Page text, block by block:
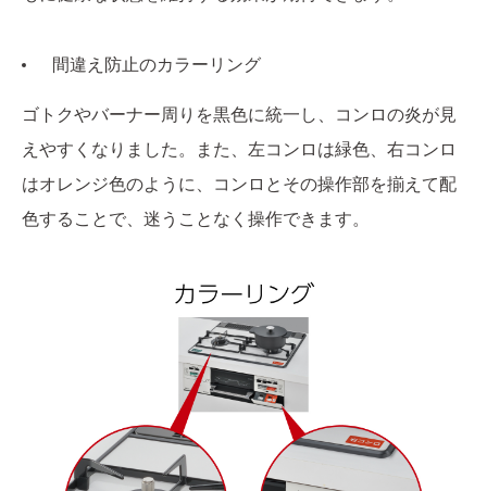
間違え防止のカラーリング
ゴトクやバーナー周りを黒色に統一し、コンロの炎が見
えやすくなりました。また、左コンロは緑色、右コンロ
はオレンジ色のように、コンロとその操作部を揃えて配
色することで、迷うことなく操作できます。